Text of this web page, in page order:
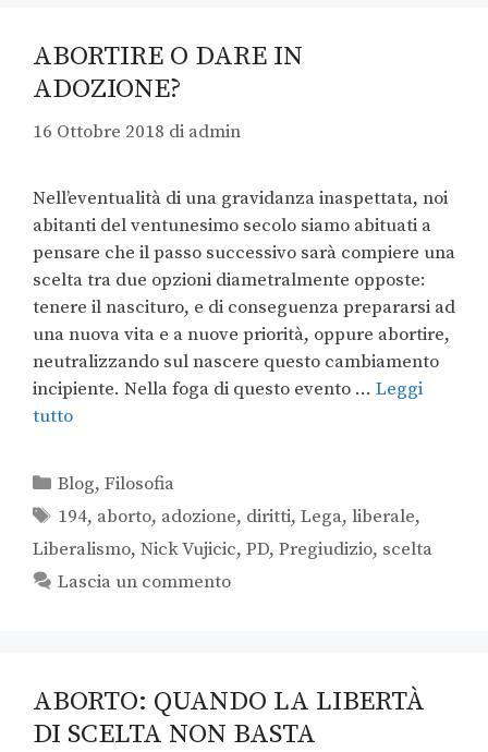
ABORTIRE O DARE IN
ADOZIONE?
16 Ottobre 2018 di admin
Nell’eventualità di una gravidanza inaspettata, noi
abitanti del ventunesimo secolo siamo abituati a
pensare che il passo successivo sarà compiere una
scelta tra due opzioni diametralmente opposte:
tenere il nascituro, e di conseguenza prepararsi ad
una nuova vita e a nuove priorità, oppure abortire,
neutralizzando sul nascere questo cambiamento
incipiente. Nella foga di questo evento … Leggi
tutto
Blog,Filosofia
194, aborto, adozione, diritti,Lega,liberale,
Liberalismo, Nick Vujicic, PD, Pregiudizio, scelta
Lascia un commento
ABORTO: QUANDO LA LIBERTÀ
DI SCELTA NON BASTA